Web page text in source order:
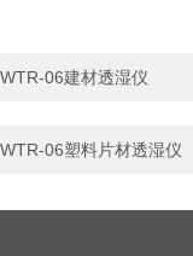
WTR-06建材透湿仪
WTR-06塑料片材透湿仪